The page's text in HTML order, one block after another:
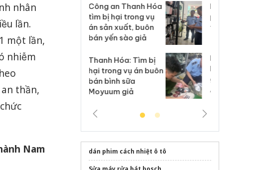
nhân
lần.
một lần,
nhiễm
thần,
Nam
Công an Thanh Hóa
án sản xuất, buôn
bán yến sào giả
Thanh Hóa: Tìm bị
hại trong vụ án buôn
Moyuum giả
Lào Cai xử lý 83 vụ vi
phạm thương mại
trong tháng 7
Hưng Yên: Xử lý 6 hộ
kinh doanh bán hàng
giả mạo nhãn hiệu
Adidas, Nike
dán phim cách nhiệt ô tô